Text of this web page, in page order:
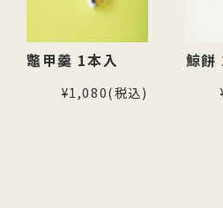
鼈甲羹 1本入
¥1,080(税込)
鯨餅